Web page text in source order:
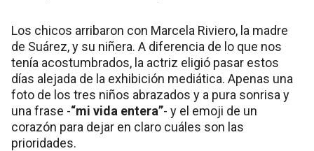
Los chicos arribaron con Marcela Riviero, la madre
de Suárez, y su niñera. A diferencia de lo que nos
tenía acostumbrados, la actriz eligió pasar estos
días alejada de la exhibición mediática. Apenas una
foto de los tres niños abrazados y a pura sonrisa y
una frase -“mi vida entera”- y el emoji de un
corazón para dejar en claro cuáles son las
prioridades.